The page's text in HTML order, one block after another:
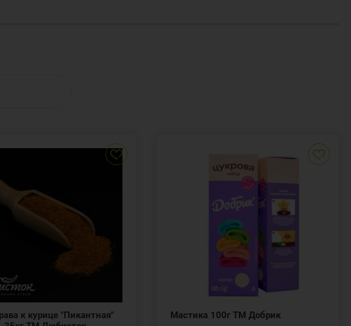
к курице "Пикантная"
Мастика 100г ТМ Добрик